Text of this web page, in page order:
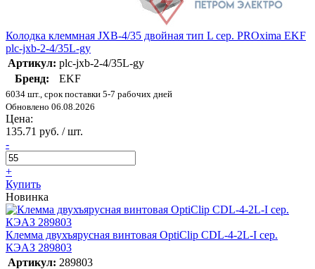
Колодка клеммная JXB-4/35 двойная тип L сер. PROxima EKF
plc-jxb-2-4/35L-gy
Артикул: plc-jxb-2-4/35L-gy
Бренд:
EKF
6034 шт., срок поставки 5-7 рабочих дней
Обновлено 06.08.2026
Цена:
135.71 руб. / шт.
-
+
Купить
Новинка
Клемма двухъярусная винтовая OptiClip CDL-4-2L-I сер.
КЭАЗ 289803
Артикул: 289803